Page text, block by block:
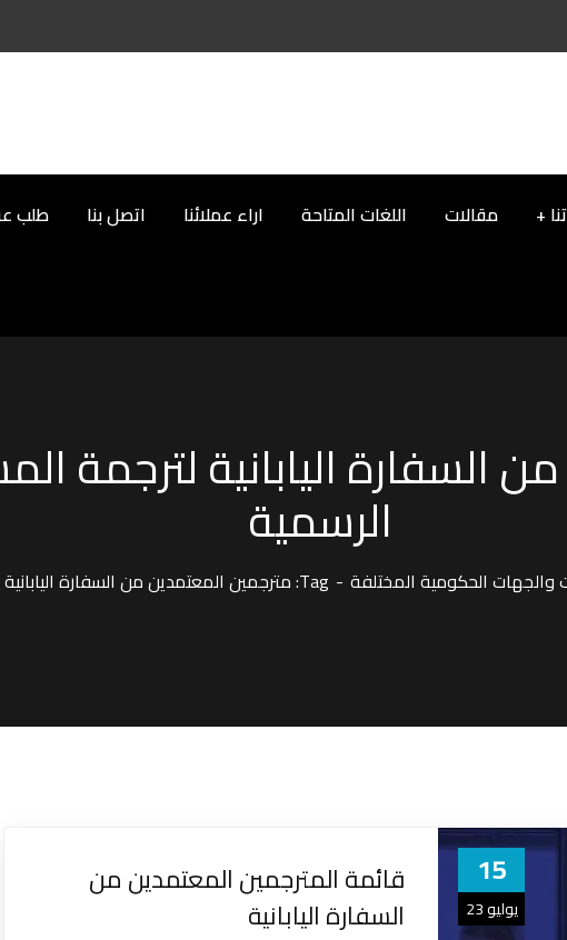
مقالات اللغات المتاحة اراء عملائنا اتصل بنا طلب
السفارة اليابانية لترجمة
الرسمية
الحكومية المختلفة Tag: مترجمين المعتمدين من السفارة اليابانية لترجمة المستندات والوثائق الرسمية
15
يوليو 23
قائمة المترجمين المعتمدين من
السفارة اليابانية